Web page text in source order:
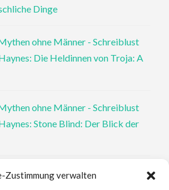
Zustimmung verwalten
Dinge
ohne Männer - Schreiblust
Die Heldinnen von Troja: A
ohne Männer - Schreiblust
Stone Blind: Der Blick der
und ihre Mörder: Dr. Pat